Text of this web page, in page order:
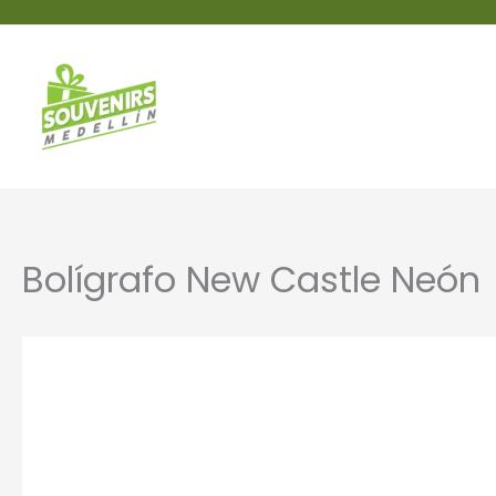
Bolígrafo New Castle Neón